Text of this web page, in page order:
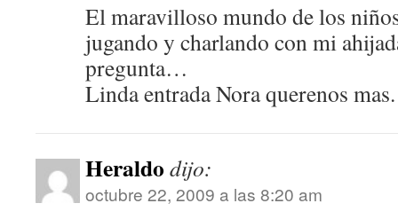
El maravilloso mundo de los
jugando y charlando con mi
pregunta…
Linda entrada Nora querenos mas.
Heraldo dijo:
octubre 22, 2009 a las 8:20 am